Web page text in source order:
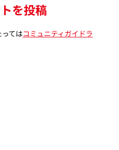
を投稿
てはコミュニティガイドラ